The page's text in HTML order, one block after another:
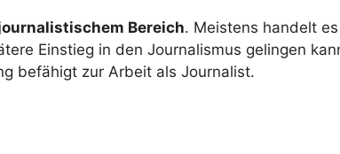
Bereich. Meistens handelt
Einstieg in den Journalismus gelingen
befähigt zur Arbeit als Journalist.